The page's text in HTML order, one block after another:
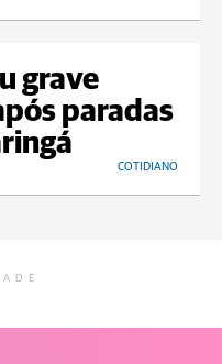
grave
paradas
COTIDIANO